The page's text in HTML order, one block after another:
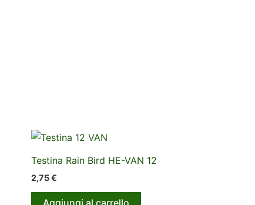
Testina Rain Bird HE-VAN 12
2,75€
Aggiungi al carrello